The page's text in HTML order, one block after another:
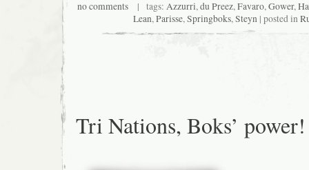
no comments| tags: Azzurri,du Preez,Favaro,Gower,
Lean,Parisse,Springboks,Steyn | posted in
Tri Nations, Boks’ power!